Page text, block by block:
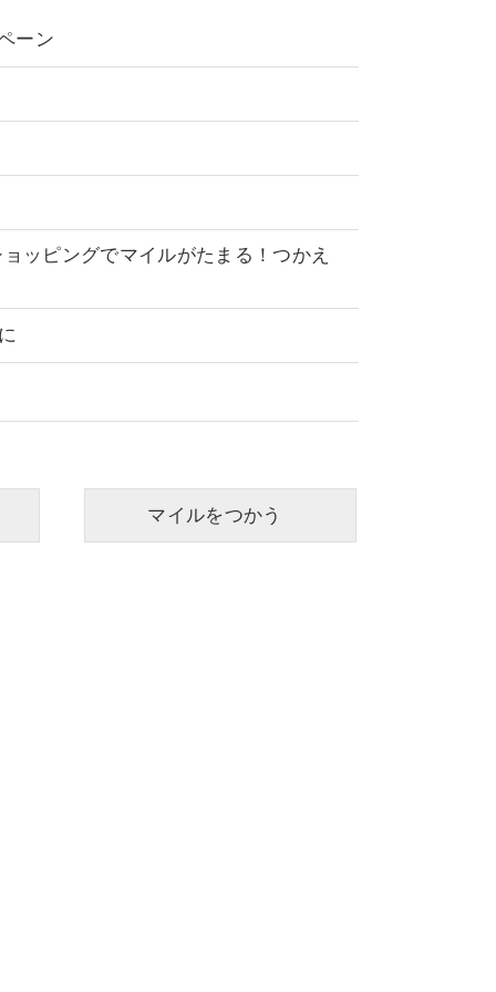
ーン
ッピングでマイルがたまる！つかえ
マイルをつかう